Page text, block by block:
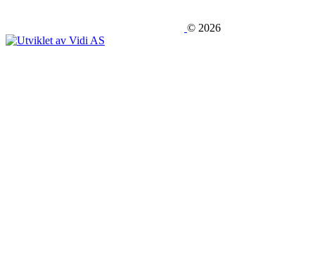
© 2026